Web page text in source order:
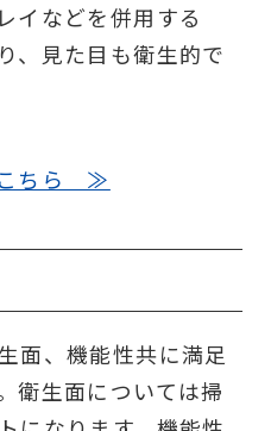
イなどを併用する
、見た目も衛生的で
こちら ≫
面、機能性共に満足
衛生面については掃